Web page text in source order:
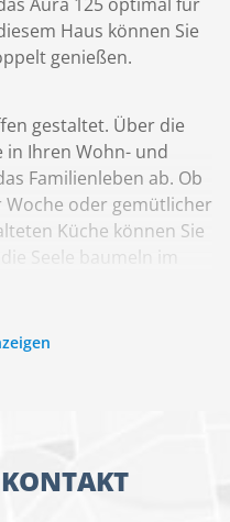
Haus können Sie
genießen.
gestaltet. Über die
in Ihren Wohn- und
Familienleben ab. Ob
oder gemütlicher
Küche können Sie
Seele baumeln im
Wohlfühlort
nicht nur mit